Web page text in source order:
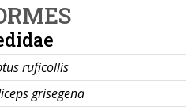
ruficollis
grisegena